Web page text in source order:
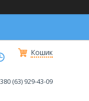
Кошик
(63) 929-43-09